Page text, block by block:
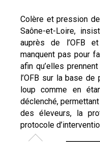
Colère et pression
Saône-et-Loire,
auprès de l’OFB
manquent pas pour
afin qu’elles
l’OFB sur la base de
loup comme en
déclenché,
des éleveurs, la
protocole